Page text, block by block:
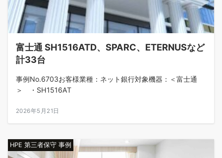
富士通 SH1516ATD、SPARC、ETERNUSなど
計33台
事例No.6703お客様業種：ネット銀行対象機器：＜富士通
＞ ・SH1516AT
2026年5月21日
HPE 第三者保守 事例